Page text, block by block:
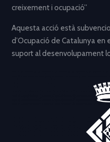
creixement i ocupació”
Aquesta acció està
d’Ocupació de Catalunya en
suport al desenvolupament